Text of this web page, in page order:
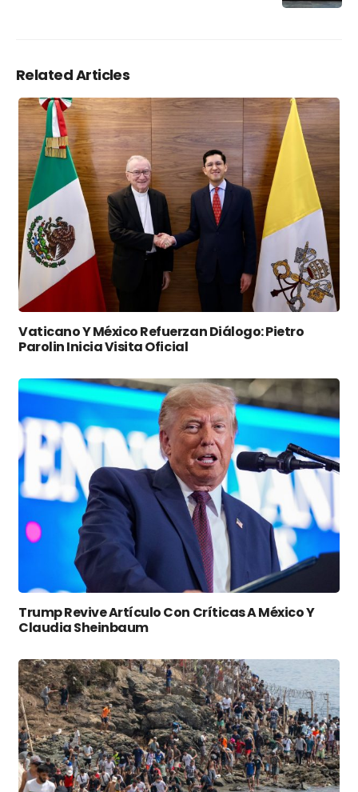
Related Articles
Vaticano Y México Refuerzan Diálogo: Pietro
Parolin Inicia Visita Oficial
Trump Revive Artículo Con Críticas A México Y
Claudia Sheinbaum